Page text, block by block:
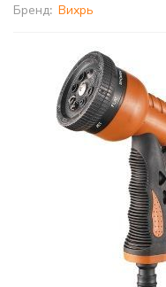
Бренд: Вихрь